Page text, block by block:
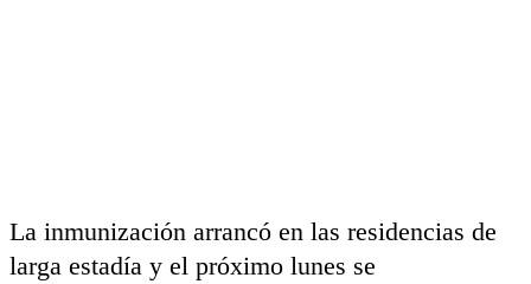
La inmunización arrancó en las residencias de
larga estadía y el próximo lunes se